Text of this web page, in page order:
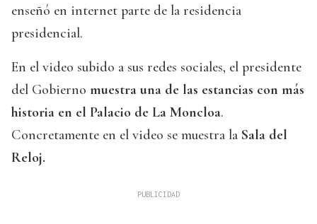
enseñó en internet parte de la residencia
presidencial.
En el video subido a sus redes sociales, el presidente
del Gobierno muestra una de las estancias con más
historia en el Palacio de La Moncloa.
Concretamente en el video se muestra la Sala del
Reloj.